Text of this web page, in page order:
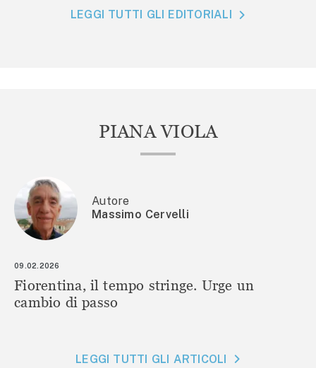
LEGGI TUTTI GLI EDITORIALI
PIANA VIOLA
Autore
Massimo Cervelli
09.02.2026
Fiorentina, il tempo stringe. Urge un
cambio di passo
LEGGI TUTTI GLI ARTICOLI